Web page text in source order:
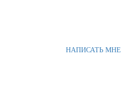
НАПИСАТЬ МНЕ